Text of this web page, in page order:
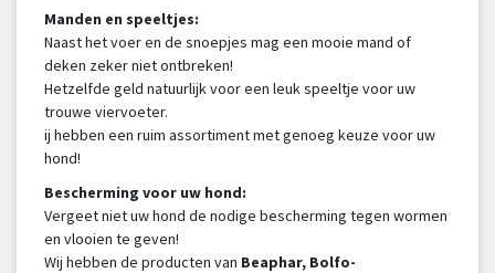
Manden en speeltjes:
Naast het voer en de snoepjes mag een mooie mand of
deken zeker niet ontbreken!
Hetzelfde geld natuurlijk voor een leuk speeltje voor uw
trouwe viervoeter.
ij hebben een ruim assortiment met genoeg keuze voor uw
hond!
Bescherming voor uw hond:
Vergeet niet uw hond de nodige bescherming tegen wormen
en vlooien te geven!
Wij hebben de producten van Beaphar, Bolfo-